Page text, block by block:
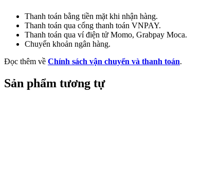
Thanh toán bằng tiền mặt khi nhận hàng.
Thanh toán qua cổng thanh toán VNPAY.
Thanh toán qua ví điện tử Momo, Grabpay Moca.
Chuyển khoản ngân hàng.
Đọc thêm về Chính sách vận chuyển và thanh toán.
Sản phẩm tương tự